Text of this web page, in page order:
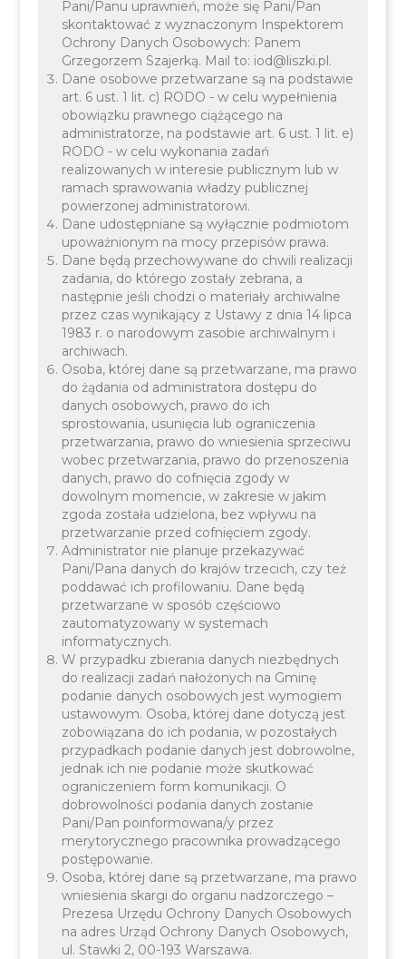
14 lipca 2024 r. na kortach tenisowych Sport Klub
Kryspinów w Cholerzynie odbył się event tenisowy,
zorganizowany przy współpracy Sport Klub
Kryspinów oraz Gminy Liszki. W wydarzeniu wzięli
udział uczniowie ze szkół z terenu gminy Liszki
wraz z rodzinami.
Podczas eventu dzieci miały okazję:
wypróbować gry i zabawy tenisowe,
poznać podstawy gry w tenisa,
spotkać się z doświadczonymi
trenerami tenisa,
zagrać wspólnie ze swoimi
rodzicami.
Pani/Panu uprawnień, może się Pani/Pan
skontaktować z wyznaczonym Inspektorem
Ochrony Danych Osobowych: Panem
Grzegorzem Szajerką. Mail to: iod@liszki.pl.
Dane osobowe przetwarzane są na podstawie
art. 6 ust. 1 lit. c) RODO - w celu wypełnienia
obowiązku prawnego ciążącego na
administratorze, na podstawie art. 6 ust. 1 lit. e)
RODO - w celu wykonania zadań
realizowanych w interesie publicznym lub w
ramach sprawowania władzy publicznej
powierzonej administratorowi.
Dane udostępniane są wyłącznie podmiotom
upoważnionym na mocy przepisów prawa.
Dane będą przechowywane do chwili realizacji
zadania, do którego zostały zebrana, a
następnie jeśli chodzi o materiały archiwalne
przez czas wynikający z Ustawy z dnia 14 lipca
1983 r. o narodowym zasobie archiwalnym i
archiwach.
Osoba, której dane są przetwarzane, ma prawo
do żądania od administratora dostępu do
danych osobowych, prawo do ich
sprostowania, usunięcia lub ograniczenia
przetwarzania, prawo do wniesienia sprzeciwu
wobec przetwarzania, prawo do przenoszenia
danych, prawo do cofnięcia zgody w
dowolnym momencie, w zakresie w jakim
zgoda została udzielona, bez wpływu na
przetwarzanie przed cofnięciem zgody.
Administrator nie planuje przekazywać
Pani/Pana danych do krajów trzecich, czy też
poddawać ich profilowaniu. Dane będą
przetwarzane w sposób częściowo
zautomatyzowany w systemach
informatycznych.
W przypadku zbierania danych niezbędnych
do realizacji zadań nałożonych na Gminę
podanie danych osobowych jest wymogiem
ustawowym. Osoba, której dane dotyczą jest
zobowiązana do ich podania, w pozostałych
przypadkach podanie danych jest dobrowolne,
jednak ich nie podanie może skutkować
ograniczeniem form komunikacji. O
dobrowolności podania danych zostanie
Pani/Pan poinformowana/y przez
merytorycznego pracownika prowadzącego
postępowanie.
Osoba, której dane są przetwarzane, ma prawo
wniesienia skargi do organu nadzorczego –
Prezesa Urzędu Ochrony Danych Osobowych
na adres Urząd Ochrony Danych Osobowych,
ul. Stawki 2, 00-193 Warszawa.